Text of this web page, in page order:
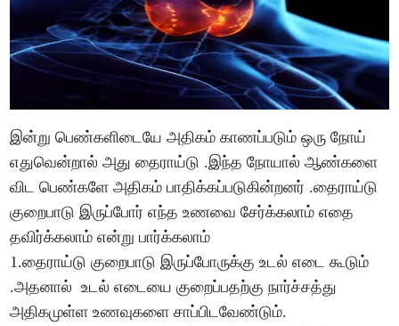
இன்று பெண்களிடையே அதிகம் காணப்படும் ஒரு நோய்
எதுவென்றால் அது தைராய்டு .இந்த நோயால் ஆண்களை
விட பெண்களே அதிகம் பாதிக்கப்படுகின்றனர் .தைராய்டு
குறைபாடு இருப்போர் எந்த உணவை சேர்க்கலாம் எதை
தவிர்க்கலாம் என்று பார்க்கலாம்
1.தைராய்டு குறைபாடு இருப்போருக்கு உடல் எடை கூடும்
.அதனால் உடல் எடையை குறைப்பதற்கு நார்ச்சத்து
அதிகமுள்ள உணவுகளை சாப்பிடவேண்டும்.